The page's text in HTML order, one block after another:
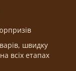
швидку
всіх етапах